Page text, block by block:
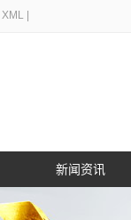
XML
新闻资讯